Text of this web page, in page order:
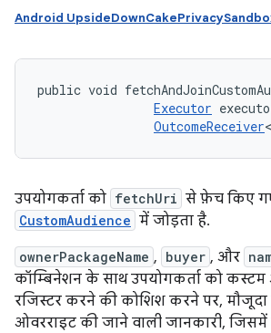
Android
public void
Executor
OutcomeReceiver<
उपयोगकर्ता को fetchUri से फ़ेच किए
CustomAudience में जोड़ता है.
ownerPackageName , buyer , और
कॉम्बिनेशन के साथ उपयोगकर्ता को
रजिस्टर करने की कोशिश करने पर,
ओवरराइट की जाने वाली जानकारी, जिसमें